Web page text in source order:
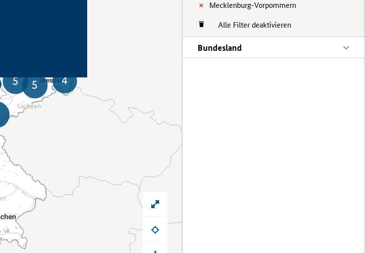
Mecklenburg-Vorpommern
Alle Filter deaktivieren
Bundesland